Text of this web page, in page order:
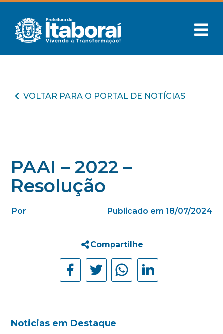
VOLTAR PARA O PORTAL DE NOTÍCIAS
PAAI – 2022 –
Resolução
Por Publicado em 18/07/2024
Compartilhe
Noticias em Destaque